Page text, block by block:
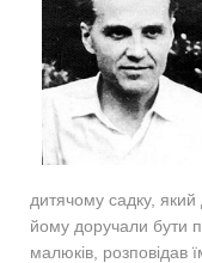
дитячому садку, який
йому доручали бути
малюків, розповідав